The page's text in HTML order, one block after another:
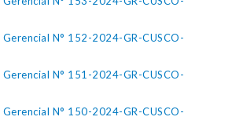
Gerencial N° 152-2024-GR-CUSCO-
Gerencial N° 151-2024-GR-CUSCO-
Gerencial N° 150-2024-GR-CUSCO-